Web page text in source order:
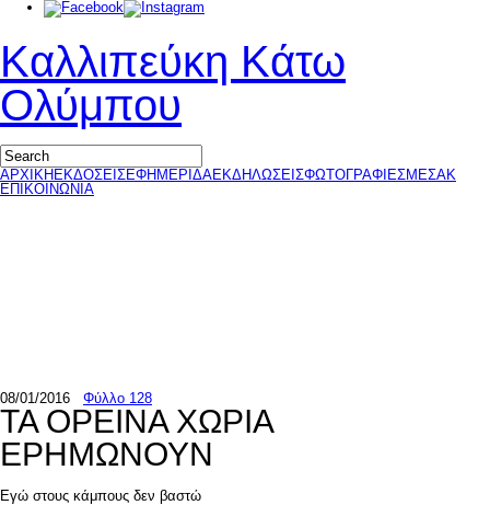
Καλλιπεύκη Κάτω
Ολύμπου
ΑΡΧΙΚΗ ΕΚΔΟΣΕΙΣΕΦΗΜΕΡΙΔΑΕΚΔΗΛΩΣΕΙΣΦΩΤΟΓΡΑΦΙΕΣΜΕΣΑΚ
ΕΠΙΚΟΙΝΩΝΙΑ
08/01/2016 Φύλλο 128
ΤΑ ΟΡΕΙΝΑ ΧΩΡΙΑ
ΕΡΗΜΩΝΟΥΝ
Εγώ στους κάμπους δεν βαστώ